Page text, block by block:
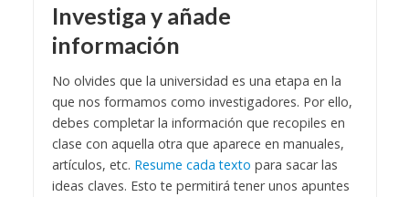
Investiga y añade
información
No olvides que la universidad es una etapa en la
que nos formamos como investigadores. Por ello,
debes completar la información que recopiles en
clase con aquella otra que aparece en manuales,
artículos, etc. Resume cada texto para sacar las
ideas claves. Esto te permitirá tener unos apuntes